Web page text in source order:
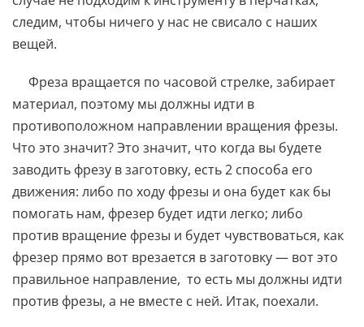
следим, чтобы ничего у нас не свисало с наших
вещей.
Фреза вращается по часовой стрелке, забирает
материал, поэтому мы должны идти в
противоположном направлении вращения фрезы.
Что это значит? Это значит, что когда вы будете
заводить фрезу в заготовку, есть 2 способа его
движения: либо по ходу фрезы и она будет как бы
помогать нам, фрезер будет идти легко; либо
против вращение фрезы и будет чувствоваться, как
фрезер прямо вот врезается в заготовку — вот это
правильное направление, то есть мы должны идти
против фрезы, а не вместе с ней. Итак, поехали.